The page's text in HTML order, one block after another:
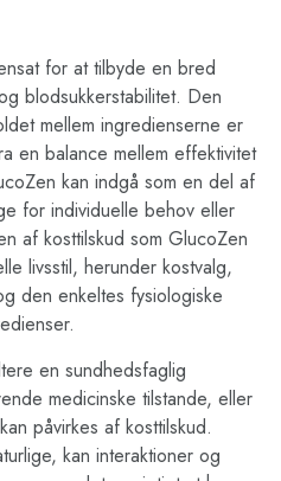
for at tilbyde en bred
blodsukkerstabilitet. Den
mellem ingredienserne er
en balance mellem effektivitet
kan indgå som en del af
for individuelle behov eller
af kosttilskud som GlucoZen
livsstil, herunder kostvalg,
den enkeltes fysiologiske
en sundhedsfaglig
medicinske tilstande, eller
påvirkes af kosttilskud.
kan interaktioner og